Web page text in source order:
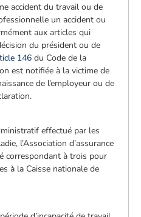
accident du travail ou de
un accident ou
aux articles qui
du président ou de
146 du Code de la
est notifiée à la victime de
de l’employeur ou de
effectué par les
l’Association d’assurance
correspondant à trois pour
à la Caisse nationale de